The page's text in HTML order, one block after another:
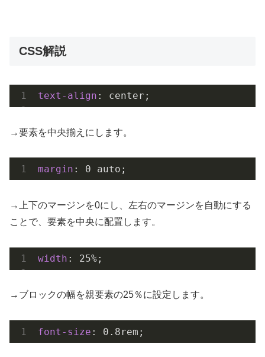
CSS解説
text-align : center;
→要素を中央揃えにします。
margin : 0 auto;
→上下のマージンを0にし、左右のマージンを自動にする
ことで、要素を中央に配置します。
width : 25%;
→ブロックの幅を親要素の25％に設定します。
font-size : 0.8rem ;